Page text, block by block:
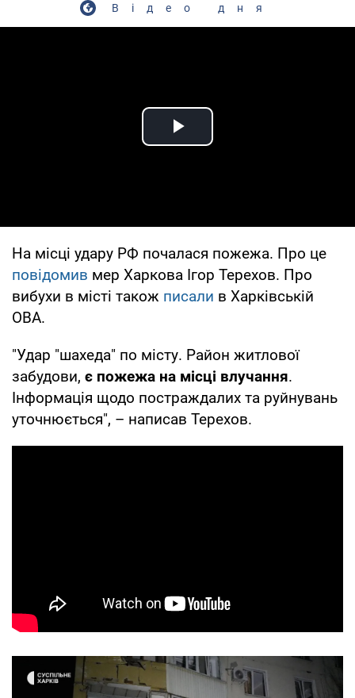
Відео дня
Play Video
На місці удару РФ почалася пожежа. Про це
повідомив мер Харкова Ігор Терехов. Про
вибухи в місті також писали в Харківській
ОВА.
"Удар "шахеда" по місту. Район житлової
забудови, є пожежа на місці влучання.
Інформація щодо постраждалих та руйнувань
уточнюється", – написав Терехов.